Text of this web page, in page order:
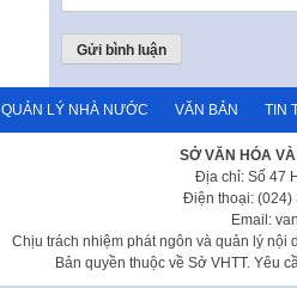
QUẢN LÝ NHÀ NƯỚC VĂN BẢN TIN
SỞ VĂN HÓA
Địa chỉ: Số 47
Điện thoại: (024)
Email:
Chịu trách nhiệm phát ngôn và quản lý nội
Bản quyền thuộc về Sở VHTT. Yêu